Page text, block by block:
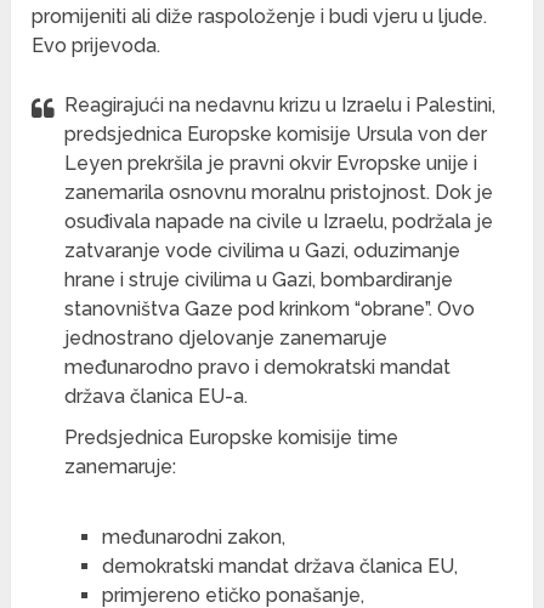
promijeniti ali diže raspoloženje i budi vjeru u ljude.
Evo prijevoda.
Reagirajući na nedavnu krizu u Izraelu i Palestini,
predsjednica Europske komisije Ursula von der
Leyen prekršila je pravni okvir Evropske unije i
zanemarila osnovnu moralnu pristojnost. Dok je
osuđivala napade na civile u Izraelu, podržala je
zatvaranje vode civilima u Gazi, oduzimanje
hrane i struje civilima u Gazi, bombardiranje
stanovništva Gaze pod krinkom “obrane”. Ovo
jednostrano djelovanje zanemaruje
međunarodno pravo i demokratski mandat
država članica EU-a.
Predsjednica Europske komisije time
zanemaruje:
međunarodni zakon,
demokratski mandat država članica EU,
primjereno etičko ponašanje,